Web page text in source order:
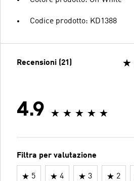
Codice prodotto: KD1388
Recensioni (21)
4.9
Filtra per valutazione
5 4 3 2